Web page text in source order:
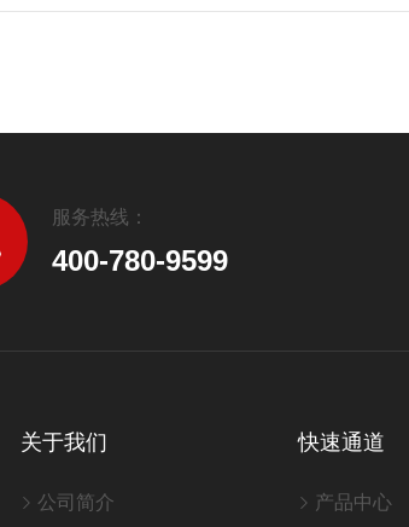
服务热线：
400-780-9599
关于我们
公司简介
快速通道
产品中心